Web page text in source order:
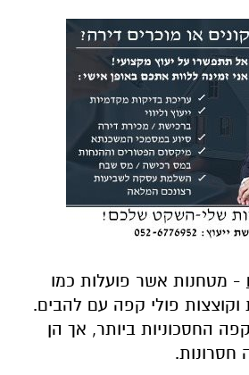
- מטחנות אשר פועלות כמו
וקוצצות פולי קפה עם להבים.
החסכוניות ביותר, אך הן
חסרונות.